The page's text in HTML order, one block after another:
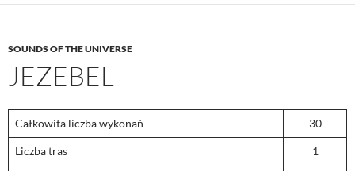
SOUNDS OF THE UNIVERSE
JEZEBEL
Całkowita liczba wykonań 30
Liczba tras 1